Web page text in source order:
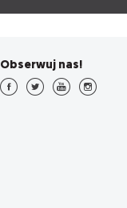
Obserwuj nas!